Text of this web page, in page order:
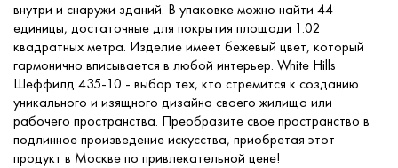
внутри и снаружи зданий. В упаковке можно найти 44
единицы, достаточные для покрытия площади 1.02
квадратных метра. Изделие имеет бежевый цвет, который
гармонично вписывается в любой интерьер. White Hills
Шеффилд 435-10 - выбор тех, кто стремится к созданию
уникального и изящного дизайна своего жилища или
рабочего пространства. Преобразите свое пространство в
подлинное произведение искусства, приобретая этот
продукт в Москве по привлекательной цене!